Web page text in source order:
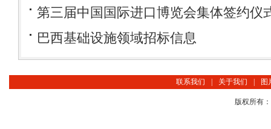
第三届中国国际进口博览会集体签约仪
巴西基础设施领域招标信息
联系我们 关于我们 图
版权所有